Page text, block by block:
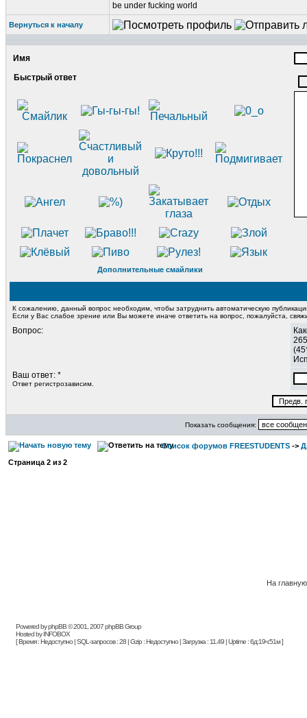
be under fucking world
Вернуться к началу
Имя
Быстрый ответ
Дополнительные смайлики
К сожалению, данный вопрос необходим, чтобы затруднить автоматическую
Если у Вас слабое зрение или Вы можете иначе ответить на вопрос, пожалуйста,
Вопрос:
Ваш ответ: *
Ответ регистрозависим.
Показать сообщения:
Список форумов FREESTUDENTS ->
Страница 2 из 2
На
Powered by phpBB © 2001, 2007 phpBB Group
Hosted by INFOBOX
[ Время : Недоступно | SQL-запросов : 28 | Gzip : Недоступно | Загрузка : 11.49 | Uptime : 6д:19ч:51м ]